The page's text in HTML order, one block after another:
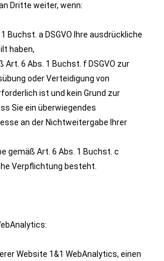
Dritte weiter, wenn:
Buchst. a DSGVO Ihre ausdrückliche
haben,
Art. 6 Abs. 1 Buchst. f DSGVO zur
oder Verteidigung von
ist und kein Grund zur
Sie ein überwiegendes
an der Nichtweitergabe Ihrer
gemäß Art. 6 Abs. 1 Buchst. c
Verpflichtung besteht.
Website 1&1 WebAnalytics, einen